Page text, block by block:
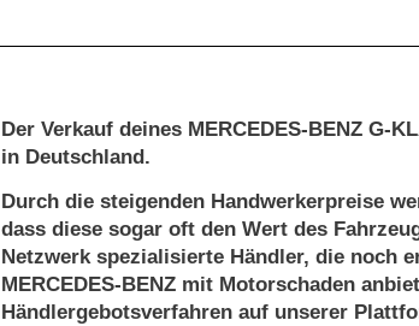
Der Verkauf deines MERCEDES-BENZ G-
in Deutschland.
Durch die steigenden Handwerkerpreise
dass diese sogar oft den Wert des
Netzwerk spezialisierte Händler, die noch
MERCEDES-BENZ mit Motorschaden
Händlergebotsverfahren auf unserer